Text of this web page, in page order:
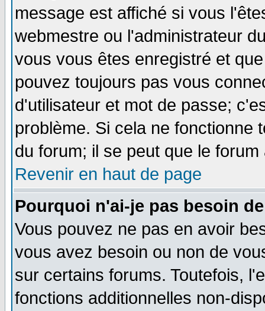
message est affiché si vous
webmestre ou l'administrateur
vous vous êtes enregistré et
pouvez toujours pas vous
d'utilisateur et mot de passe;
problème. Si cela ne fonctionne
du forum; il se peut que le
Revenir en haut de page
Pourquoi n'ai-je pas besoin
Vous pouvez ne pas en avoir
vous avez besoin ou non de
sur certains forums. Toutefois,
fonctions additionnelles non-